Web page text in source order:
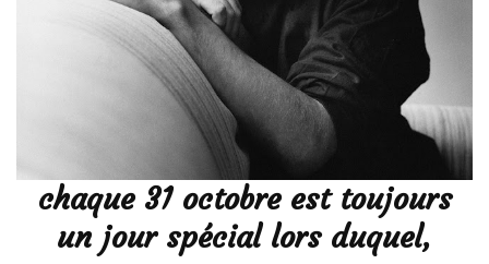
chaque 31 octobre est toujours
un jour spécial lors duquel,